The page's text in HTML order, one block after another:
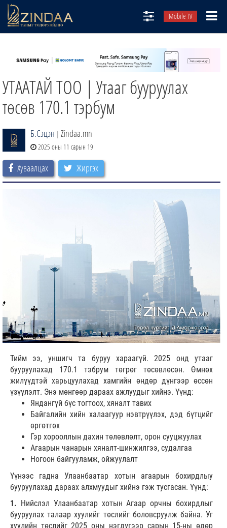
Mobile TV
ТВ8
ӨГЛӨӨНИЙ СОНИН
АУДИО ЗОХИОЛ
УТААТАЙ ТОО | Утааг бууруулах
төсөв 170.1 тэрбум
Б.Сэцэн | Zindaa.mn
2025 оны 11 сарын 19
Хуваалцах Жиргэх
Тийм ээ, уншигч та буруу хараагүй. 2025 онд утааг
бууруулахад 170.1 тэбрум төгрөг төсөвлөсөн. Өмнөх
жилүүдтэй харьцуулахад хамгийн өндөр дүнгээр өссөн
үзүүлэлт. Энэ мөнгөөр дараах ажлуудыг хийнэ. Үүнд:
Яндангүй бүс тогтоох, хяналт тавих
Байгалийн хийн халаагуур нэвтрүүлэх, дэд бүтцийг
өргөтгөх
Гэр хорооллын дахин төлөвлөлт, орон сууцжуулах
Агаарын чанарын хяналт-шинжилгээ, судалгаа
Ногоон байгууламж, ойжуулалт
Үүнээс гадна Улаанбаатар хотын агаарын бохирдлыу
бууруулахад дараах алхмуудыг хийнэ гэж тусгасан. Үүнд:
1. Нийслэл Улаанбаатар хотын Агаар орчны бохирдлыг
бууруулах талаар хуулийг төслийг боловсруулж байна. Уг
хуулийн төслийг 2025 оны нэгдүгээр сарын 15-ны өдөр